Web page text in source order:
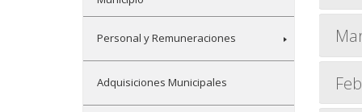
Personal y Remuneraciones
Adquisiciones Municipales